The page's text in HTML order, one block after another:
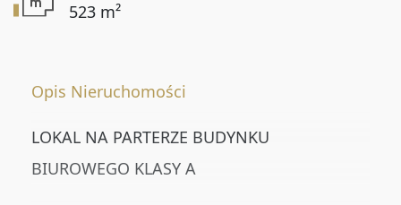
523 m²
Opis Nieruchomości
LOKAL NA PARTERZE BUDYNKU
BIUROWEGO KLASY A